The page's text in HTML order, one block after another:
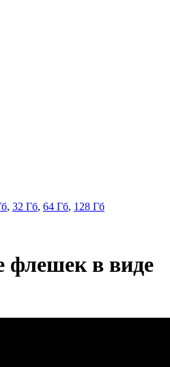
, 32 Гб, 64 Гб, 128 Гб
флешек в виде